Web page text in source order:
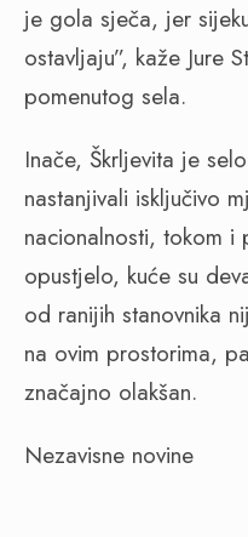
je gola sječa, jer
ostavljaju”, kaže Jure
pomenutog sela.
Inače, Škrljevita je
nastanjivali isključivo
nacionalnosti, tokom
opustjelo, kuće su
od ranijih stanovnika
na ovim prostorima,
značajno olakšan.
Nezavisne novine